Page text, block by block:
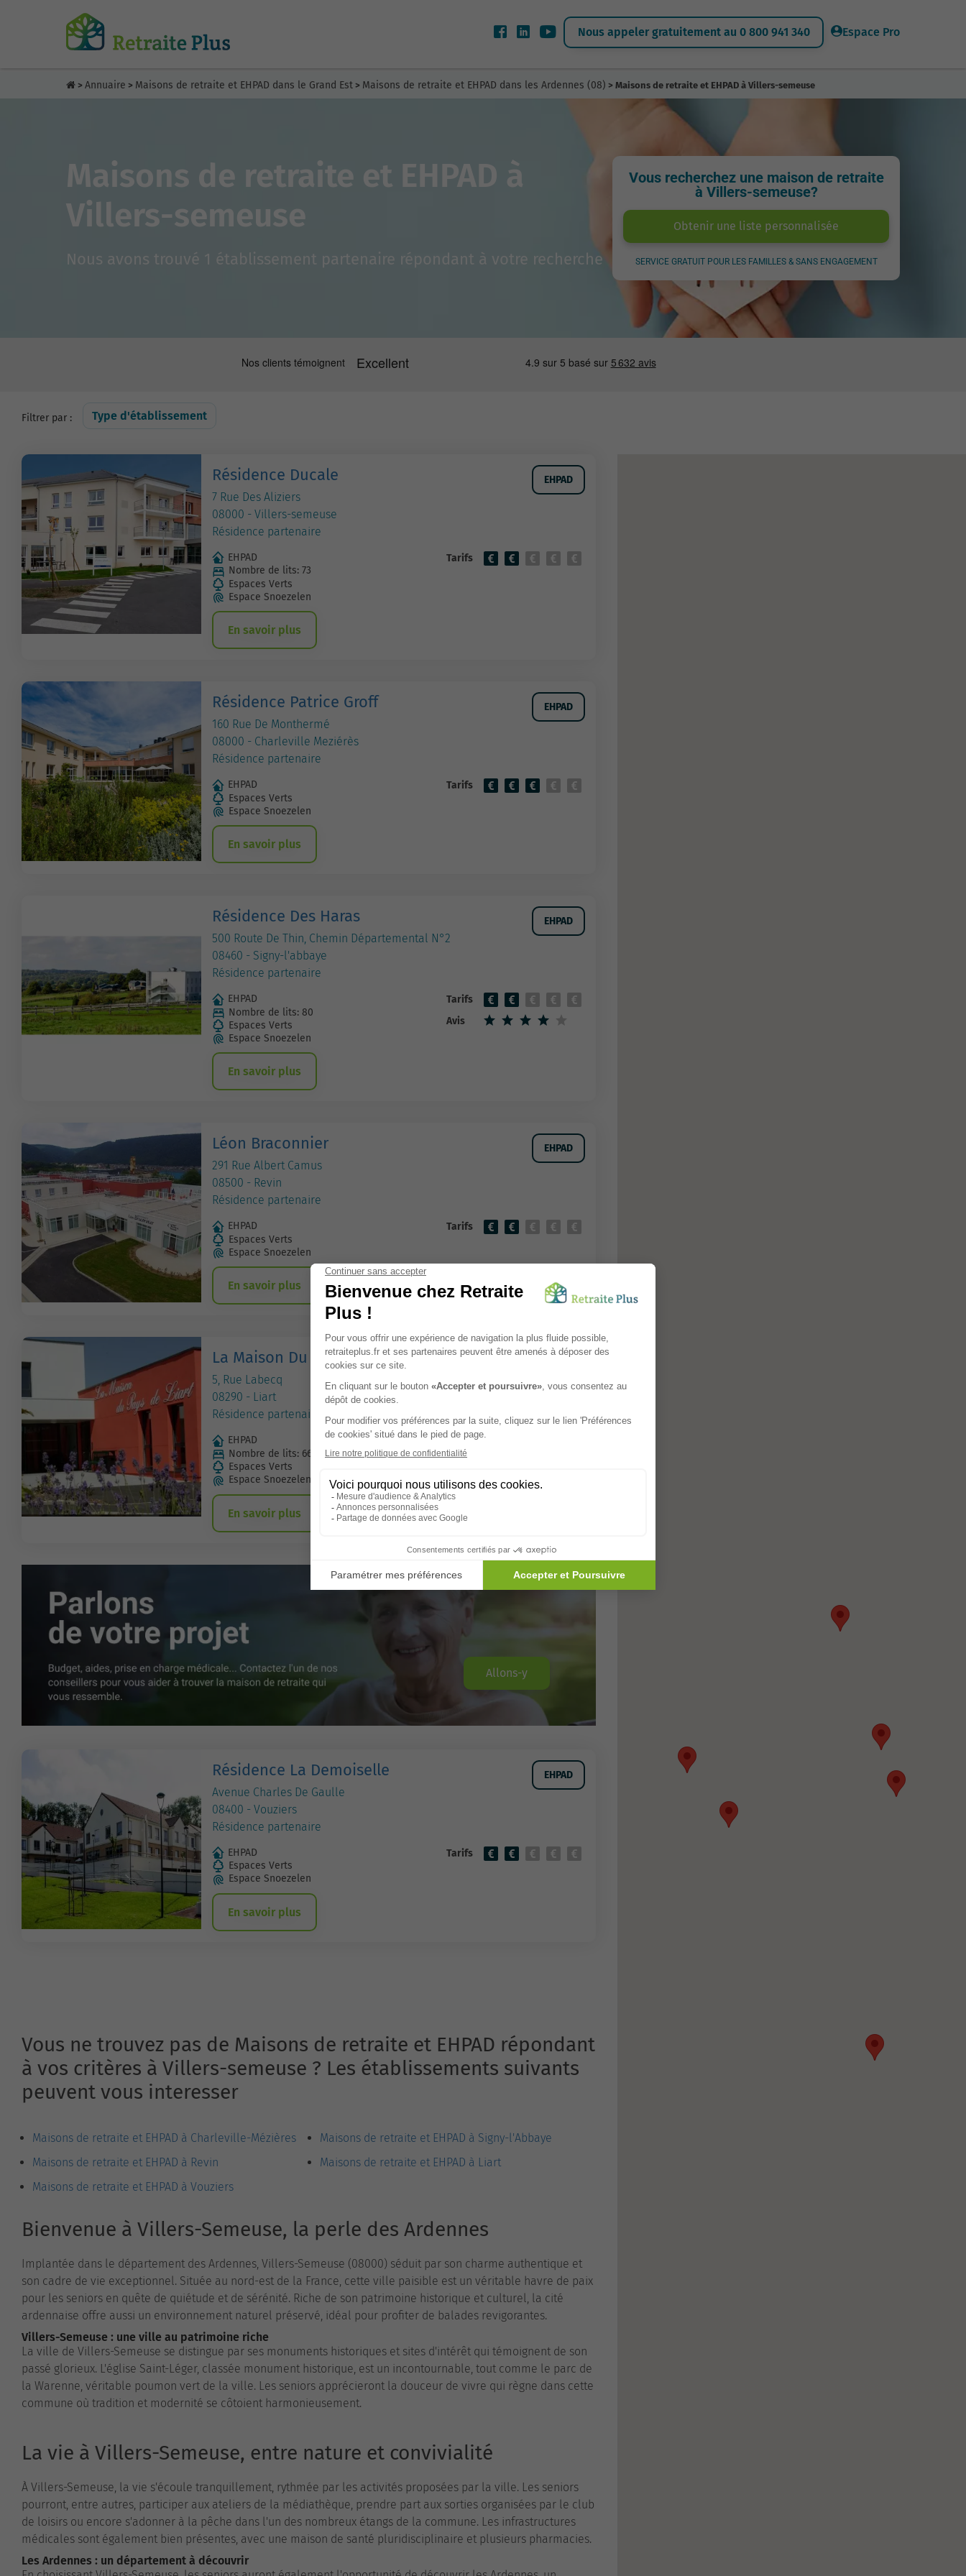
Nous appeler gratuitement au 0 800 941 340 Espace Pro
> Annuaire > Maisons de retraite et EHPAD dans le Grand Est > Maisons de retraite et EHPAD dans les Ardennes (08) > Maisons de retraite et EHPAD à Villers-semeuse
Maisons de retraite et EHPAD à
Villers-semeuse
Nous avons trouvé 1 établissement partenaire répondant à votre recherche
Vous recherchez une maison de retraite
à Villers-semeuse?
Obtenir une liste personnalisée
SERVICE GRATUIT POUR LES FAMILLES & SANS ENGAGEMENT
Filtrer par : Type d'établissement
Résidence Ducale
7 Rue Des Aliziers
08000 - Villers-semeuse
Résidence partenaire
EHPAD
EHPAD
Nombre de lits: 73
Espaces Verts
Espace Snoezelen
Tarifs
En savoir plus
Résidence Patrice Groff
160 Rue De Monthermé
08000 - Charleville Meziérès
Résidence partenaire
EHPAD
EHPAD
Espaces Verts
Espace Snoezelen
Tarifs
En savoir plus
Résidence Des Haras
500 Route De Thin, Chemin Départemental N°2
08460 - Signy-l'abbaye
Résidence partenaire
EHPAD
EHPAD
Nombre de lits: 80
Espaces Verts
Espace Snoezelen
Tarifs
Avis
En savoir plus
Léon Braconnier
291 Rue Albert Camus
08500 - Revin
Résidence partenaire
EHPAD
EHPAD
Espaces Verts
Espace Snoezelen
Tarifs
En savoir plus
La Maison Du Pays De Liart
5, Rue Labecq
08290 - Liart
Résidence partenaire
EHPAD
Nombre de lits: 66
Espaces Verts
Espace Snoezelen
Tarifs
En savoir plus
Allons-y
Résidence La Demoiselle
Avenue Charles De Gaulle
08400 - Vouziers
Résidence partenaire
EHPAD
EHPAD
Espaces Verts
Espace Snoezelen
Tarifs
En savoir plus
Vous ne trouvez pas de Maisons de retraite et EHPAD répondant
à vos critères à Villers-semeuse ? Les établissements suivants
peuvent vous interesser
Maisons de retraite et EHPAD à Charleville-Mézières
Maisons de retraite et EHPAD à Revin
Maisons de retraite et EHPAD à Vouziers
Maisons de retraite et EHPAD à Signy-l'Abbaye
Maisons de retraite et EHPAD à Liart
Bienvenue à Villers-Semeuse, la perle des Ardennes
Implantée dans le département des Ardennes, Villers-Semeuse (08000) séduit par son charme authentique et
son cadre de vie exceptionnel. Située au nord-est de la France, cette ville paisible est un véritable havre de paix
pour les seniors en quête de quiétude et de sérénité. Riche de son patrimoine historique et culturel, la cité
ardennaise offre aussi un environnement naturel préservé, idéal pour profiter de balades revigorantes.
Villers-Semeuse : une ville au patrimoine riche
La ville de Villers-Semeuse se distingue par ses monuments historiques et sites d'intérêt qui témoignent de son
passé glorieux. L'église Saint-Léger, classée monument historique, est un incontournable, tout comme le parc de
la Warenne, véritable poumon vert de la ville. Les seniors apprécieront la douceur de vivre qui règne dans cette
commune où tradition et modernité se côtoient harmonieusement.
La vie à Villers-Semeuse, entre nature et convivialité
À Villers-Semeuse, la vie s'écoule tranquillement, rythmée par les activités proposées par la ville. Les seniors
pourront, entre autres, participer aux ateliers de la médiathèque, prendre part aux sorties organisées par le club
de loisirs ou encore s'adonner à la pêche dans l'un des nombreux étangs de la commune. Les infrastructures
médicales sont également bien présentes, avec une maison de santé pluridisciplinaire et plusieurs pharmacies.
Les Ardennes : un département à découvrir